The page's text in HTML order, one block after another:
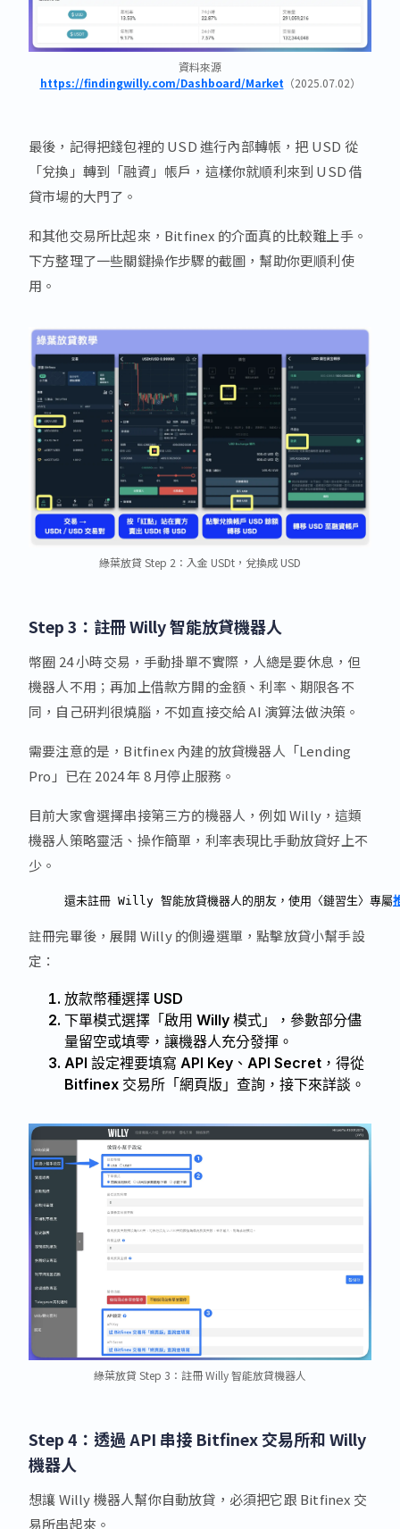
資料來源
https://findingwilly.com/Dashboard/Market （2025.07.02）
最後，記得把錢包裡的 USD 進行內部轉帳，把 USD 從
「兌換」轉到「融資」帳戶，這樣你就順利來到 USD 借
貸市場的大門了。
和其他交易所比起來，Bitfinex 的介面真的比較難上手。
下方整理了一些關鍵操作步驟的截圖，幫助你更順利使
用。
綠葉放貸 Step 2：入金 USDt，兌換成 USD
Step 3：註冊 Willy 智能放貸機器人
幣圈 24 小時交易，手動掛單不實際，人總是要休息，但
機器人不用；再加上借款方開的金額、利率、期限各不
同，自己研判很燒腦，不如直接交給 AI 演算法做決策。
需要注意的是，Bitfinex 內建的放貸機器人「Lending
Pro」已在 2024 年 8 月停止服務。
目前大家會選擇串接第三方的機器人，例如 Willy，這類
機器人策略靈活、操作簡單，利率表現比手動放貸好上不
少。
還未註冊 Willy 智能放貸機器人的朋友，使用〈鏈習生〉專屬
註冊完畢後，展開 Willy 的側邊選單，點擊放貸小幫手設
定：
放款幣種選擇 USD
下單模式選擇「啟用 Willy 模式」，參數部分儘
量留空或填零，讓機器人充分發揮。
API 設定裡要填寫 API Key、API Secret，得從
Bitfinex 交易所「網頁版」查詢，接下來詳談。
綠葉放貸 Step 3：註冊 Willy 智能放貸機器人
Step 4：透過 API 串接 Bitfinex 交易所和 Willy
機器人
想讓 Willy 機器人幫你自動放貸，必須把它跟 Bitfinex 交
易所串起來。